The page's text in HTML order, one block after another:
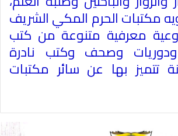
مكتبات الحرم المكي الشريف
معرفية متنوعة من كتب
وصحف وكتب نادرة
تتميز بها عن سائر مكتبات